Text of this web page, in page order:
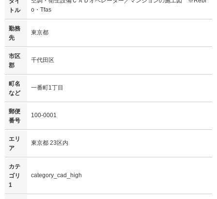
トル
o・Tfas
勤務
先
東京都
市区
郡
千代田区
町名
など
一番町1丁目
郵便
番号
100-0001
エリ
ア
東京都 23区内
カテ
ゴリ
1
category_cad_high